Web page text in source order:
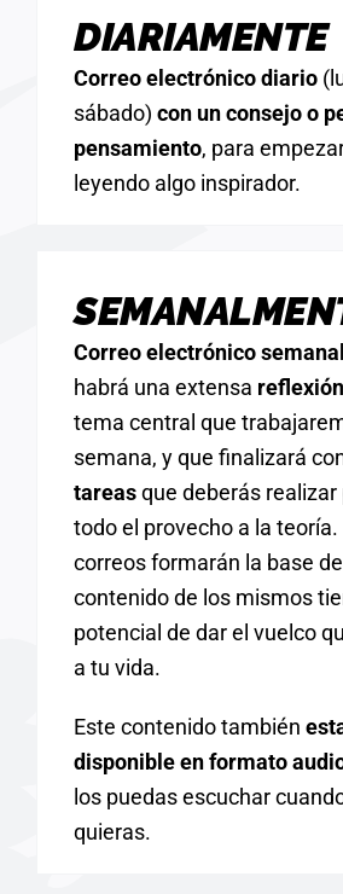
DIARIAMENTE
Correo electrónico diario
sábado) con un consejo o
pensamiento, para
leyendo algo inspirador.
Correo electrónico semanal
habrá una extensa reflexión
tema central que
semana, y que finalizará
tareasque deberás realizar
todo el provecho a la teoría.
correos formarán la base
contenido de los mismos
potencial de dar el vuelco
a tu vida.
Este contenido también
disponible en formato
los puedas escuchar
quieras.